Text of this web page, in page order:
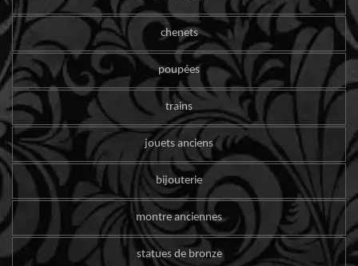
chenets
poupées
trains
jouets anciens
bijouterie
montre anciennes
statues de bronze